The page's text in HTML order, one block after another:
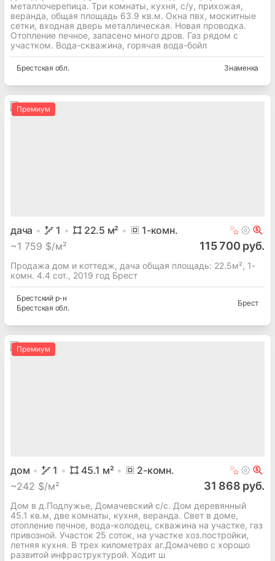
металлочерепица. Три комнаты, кухня, с/у, прихожая,
веранда, общая площадь 63.9 кв.м. Окна пвх, москитные
сетки, входная дверь металлическая. Новая проводка.
Отопление печное, запасено много дров. Газ рядом с
участком. Вода-скважина, горячая вода-бойл
Брестская обл. Знаменка
Премиум
дача 1 22.5 м² 1-комн.
~1 759 $/м² 115 700 руб.
Продажа дом и коттедж, дача общая площадь: 22.5м², 1-
комн. 4.4 сот., 2019 год Брест
Брестскийр-н
Брестская обл.
Брест
Премиум
дом 1 45.1 м² 2-комн.
~242 $/м² 31 868 руб.
Дом в д.Подлужье, Домачевский с/с. Дом деревянный
45.1 кв.м, две комнаты, кухня, веранда. Свет в доме,
отопление печное, вода-колодец, скважина на участке, газ
привозной. Участок 25 соток, на участке хоз.постройки,
летняя кухня. В трех километрах аг.Домачево с хорошо
развитой инфраструктурой. Ходит ш